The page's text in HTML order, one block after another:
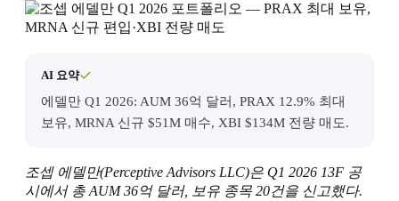
AI 요약
에델만 Q1 2026: AUM 36억 달러, PRAX 12.9% 최대
보유, MRNA 신규 $51M 매수, XBI $134M 전량 매도.
조셉 에델만(Perceptive Advisors LLC)은 Q1 2026 13F 공
시에서 총 AUM 36억 달러, 보유 종목 20건을 신고했다.